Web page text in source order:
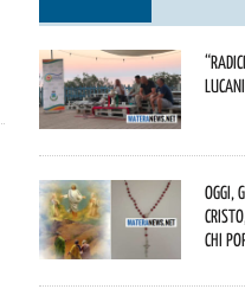
Oggi,
chi